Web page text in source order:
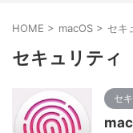
HOME > macOS > セキ
セキュリティ
セ